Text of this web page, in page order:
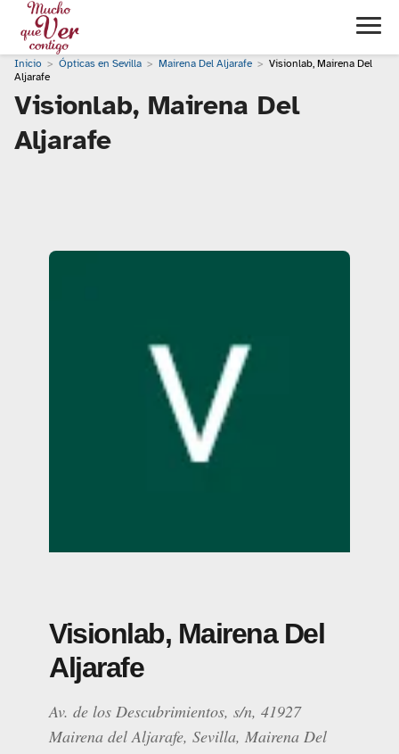
Inicio Ópticas en Sevilla Mairena Del Aljarafe
Visionlab, Mairena Del
Aljarafe
Visionlab, Mairena Del
Aljarafe
Visionlab, Mairena Del
Aljarafe
Av. de los Descubrimientos, s/n, 41927
Mairena del Aljarafe, Sevilla, Mairena Del